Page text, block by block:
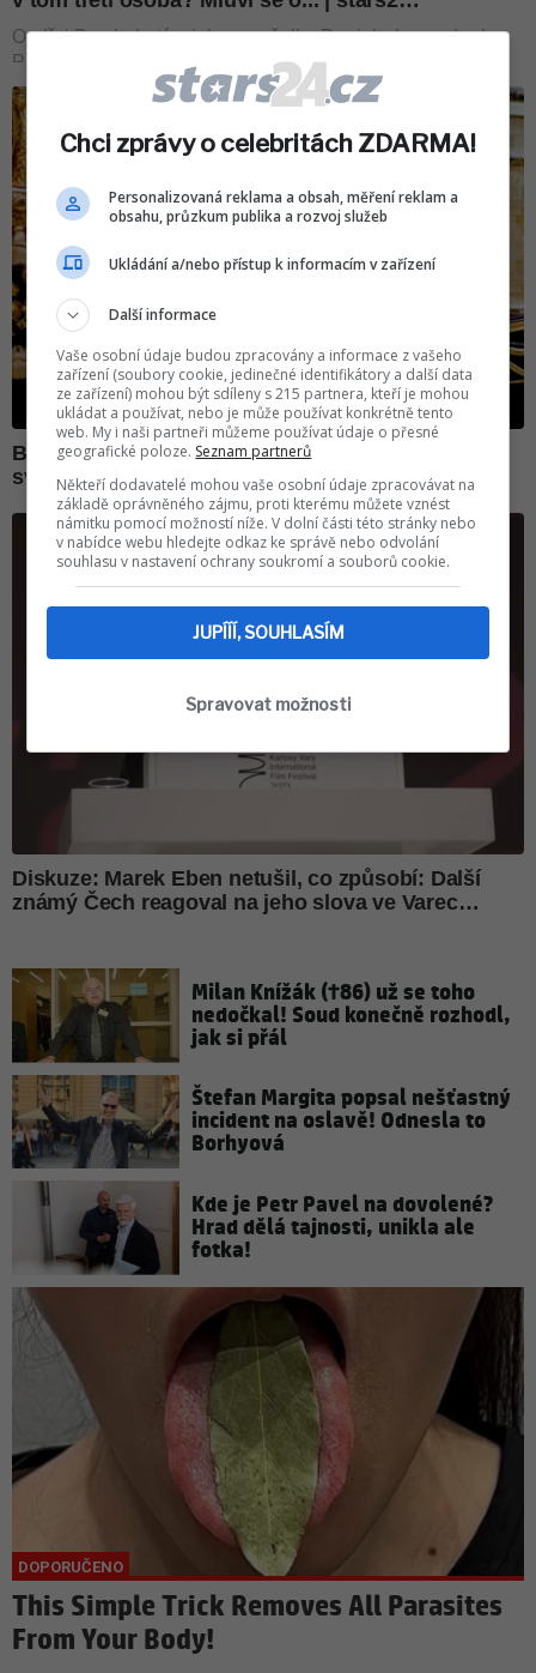
Milan Knížák (†86) už se toho
nedočkal! Soud konečně rozhodl,
jak si přál
Štefan Margita popsal nešťastný
incident na oslavě! Odnesla to
Borhyová
Kde je Petr Pavel na dovolené?
Hrad dělá tajnosti, unikla ale
fotka!
This Simple Trick Removes All Parasites
From Your Body!
Chci zprávy o celebritách ZDARMA!
Personalizovaná reklama a obsah, měření reklam a
obsahu, průzkum publika a rozvoj služeb
Ukládání a/nebo přístup k informacím v zařízení
Další informace
Vaše osobní údaje budou zpracovány a informace z vašeho
zařízení (soubory cookie, jedinečné identifikátory a další data
ze zařízení) mohou být sdíleny s 215 partnera, kteří je mohou
ukládat a používat, nebo je může používat konkrétně tento
web. My i naši partneři můžeme používat údaje o přesné
geografické poloze. Seznam partnerů
Někteří dodavatelé mohou vaše osobní údaje zpracovávat na
základě oprávněného zájmu, proti kterému můžete vznést
námitku pomocí možností níže. V dolní části této stránky nebo
v nabídce webu hledejte odkaz ke správě nebo odvolání
souhlasu v nastavení ochrany soukromí a souborů cookie.
JUPÍÍÍ, SOUHLASÍM
Spravovat možnosti